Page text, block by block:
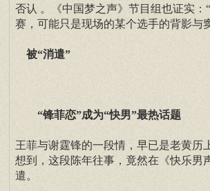
否认 。《中国梦之声》节目组也证实：
赛，可能只是现场的某个选手的背影与
被“消遣”
“锋菲恋”成为“快男”最热话题
王菲与谢霆锋的一段情，早已是老黄历
想到，这段陈年往事，竟然在《快乐男
遣。